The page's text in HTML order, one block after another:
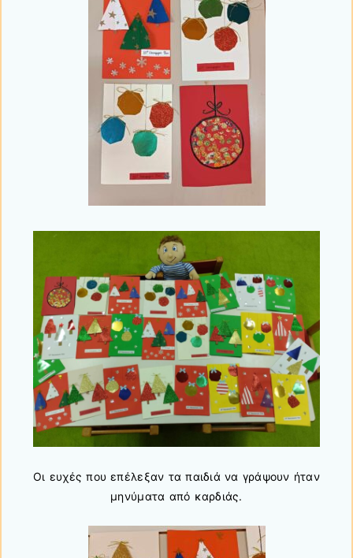
Οι ευχές που επέλεξαν τα παιδιά να γράψουν ήταν
μηνύματα από καρδιάς.